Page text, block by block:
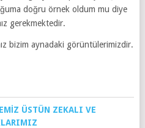
doğru örnek oldum mu diye
gerekmektedir.
bizim aynadaki görüntülerimizdir.
ÜSTÜN ZEKALI VE